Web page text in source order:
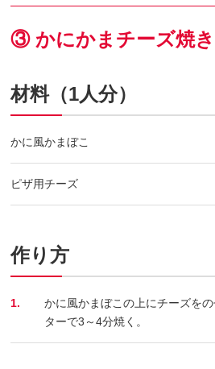
③ かにかまチーズ焼き
材料（1人分）
かに風かまぼこ
ピザ用チーズ
作り方
1.
かに風かまぼこの上にチーズを
ターで3～4分焼く。